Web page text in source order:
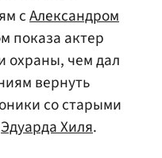
сАлександром
показа актер
охраны, чем дал
вернуть
со старыми
Эдуарда Хиля.